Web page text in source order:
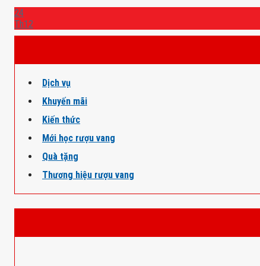
24
Th12
Dịch vụ
Khuyến mãi
Kiến thức
Mới học rượu vang
Quà tặng
Thương hiệu rượu vang